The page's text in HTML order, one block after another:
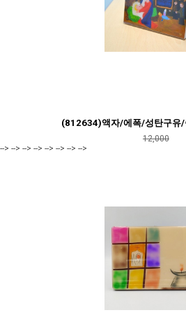
(812634)액자/에폭/성탄구유/
12,000
--> --> --> --> --> --> --> -->